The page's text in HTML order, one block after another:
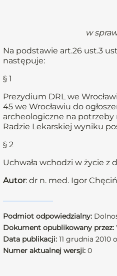
w
Na podstawie art.26 ust.3
następuje:
§ 1
Prezydium DRL we
45 we Wrocławiu do
archeologiczne na
Radzie Lekarskiej wyniku
§ 2
Uchwała wchodzi w życie z
Autor: dr n. med. Igor
Podmiot odpowiedzialny:
Dokument opublikowany przez:
Data publikacji: 11 grudnia 2010 o
Numer aktualnej wersji: 0